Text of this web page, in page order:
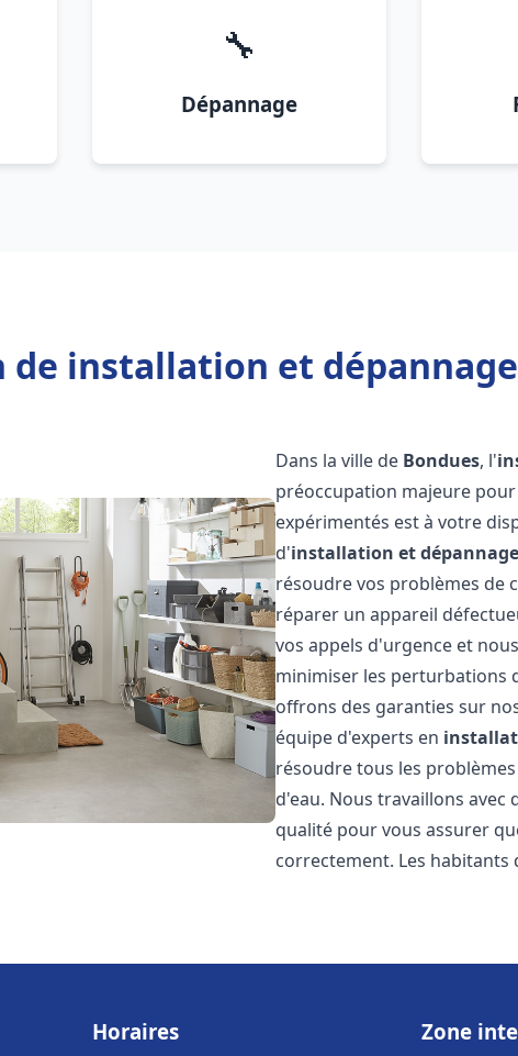
🔧
Dépannage
de installation et
Dans la ville de Bondues, l'
préoccupation majeure
expérimentés est à votre
d'installation et
résoudre vos problèmes de
réparer un appareil
vos appels d'urgence et
minimiser les perturbations
offrons des garanties sur
équipe d'experts en
résoudre tous les
d'eau. Nous travaillons avec
qualité pour vous assurer
correctement. Les habitants
Horaires Zone